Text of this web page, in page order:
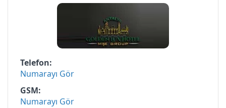
Telefon
Numarayı Gör
GSM
Numarayı Gör